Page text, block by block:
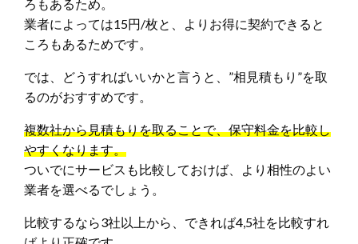
ろもあるため。
業者によっては15円/枚と、よりお得に契約できると
ころもあるためです。
では、どうすればいいかと言うと、”相見積もり”を取
るのがおすすめです。
複数社から見積もりを取ることで、保守料金を比較し
やすくなります。
ついでにサービスも比較しておけば、より相性のよい
業者を選べるでしょう。
比較するなら3社以上から、できれば4,5社を比較すれ